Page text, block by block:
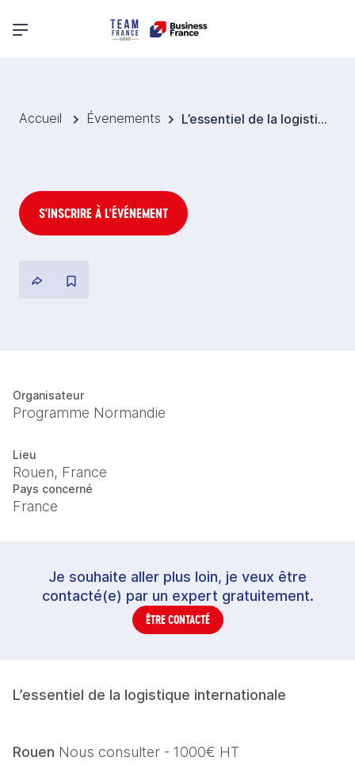
Menu principal
Accueil Évenements L’essentiel de la logistique internationale
S'INSCRIRE À L'ÉVÉNEMENT
Organisateur
Programme Normandie
Lieu
Rouen, France
Pays concerné
France
Je souhaite aller plus loin, je veux être
contacté(e) par un expert gratuitement.
ÊTRE CONTACTÉ
L’essentiel de la logistique internationale
Rouen Nous consulter - 1000€ HT